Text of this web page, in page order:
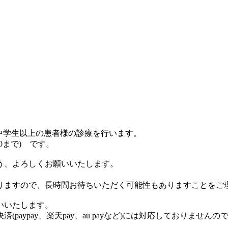
生以上の患者様の診療を行います。
まで) です。
よろしくお願いいたします。
すので、長時間お待ちいただく可能性もありますことをご
たします。
(paypay、楽天pay、au payなど)には対応しておりませんの